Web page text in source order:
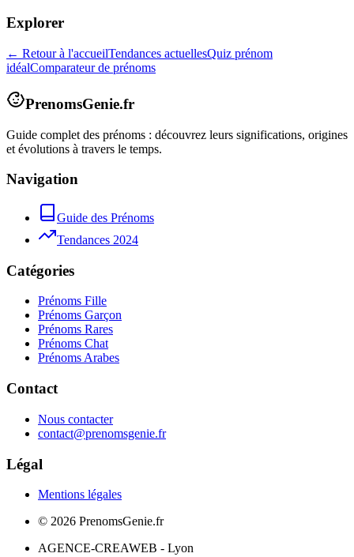
Explorer
← Retour à l'accueilTendances actuellesQuiz prénom
idéalComparateur de prénoms
PrenomsGenie.fr
Guide complet des prénoms : découvrez leurs significations, origines
et évolutions à travers le temps.
Navigation
Guide des Prénoms
Tendances 2024
Catégories
Prénoms Fille
Prénoms Garçon
Prénoms Rares
Prénoms Chat
Prénoms Arabes
Contact
Nous contacter
contact@prenomsgenie.fr
Légal
Mentions légales
© 2026 PrenomsGenie.fr
AGENCE-CREAWEB - Lyon